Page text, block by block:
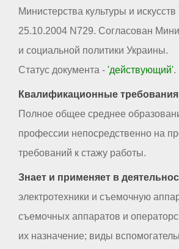
Министерства культуры и
25.10.2004 N729. Согласован
и социальной политики Украины.
Статус документа - 'действующий'.
Квалификационные требования
Полное общее среднее
профессии непосредственно на
требований к стажу работы.
Знает и применяет в
электротехники и съемочную
съемочных аппаратов и
их назначение; виды